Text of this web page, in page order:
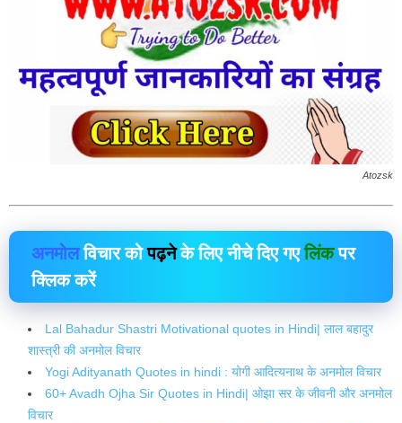
Atozsk
अनमोलविचार कोपढ़नेके लिए नीचे दिए गएलिंकपर
क्लिक करें
Lal Bahadur Shastri Motivational quotes in Hindi| लाल बहादुर
शास्त्री की अनमोल विचार
Yogi Adityanath Quotes in hindi : योगी आदित्यनाथ के अनमोल विचार
60+ Avadh Ojha Sir Quotes in Hindi| ओझा सर के जीवनी और अनमोल
विचार